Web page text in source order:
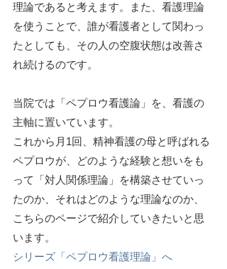
理論であると考えます。また、看護理論
を使うことで、誰が看護者として関わっ
たとしても、その人の空腹状態は改善さ
れ続けるのです。
当院では「ペプロウ看護論」を、看護の
主軸に置いています。
これから月1回、精神看護の母と呼ばれる
ペプロウが、どのような経験と想いをも
って「対人関係理論」を構築させていっ
たのか、それはどのような理論なのか、
こちらのページで紹介していきたいと思
います。
シリーズ「ペプロウ看護理論」へ